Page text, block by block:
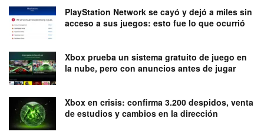
PlayStation Network se cayó y dejó a miles sin
acceso a sus juegos: esto fue lo que ocurrió
Xbox prueba un sistema gratuito de juego en
la nube, pero con anuncios antes de jugar
Xbox en crisis: confirma 3.200 despidos, venta
de estudios y cambios en la dirección